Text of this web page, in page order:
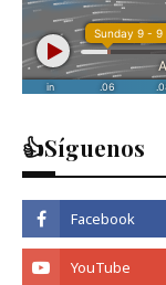
👍Síguenos